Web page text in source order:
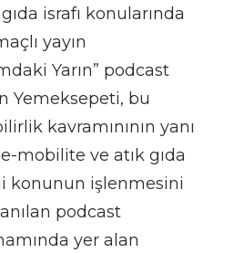
israfı konularında
yayın
Yarın” podcast
Yemeksepeti, bu
kavramınının yanı
mobilite ve atık gıda
konunun işlenmesini
podcast
yer alan